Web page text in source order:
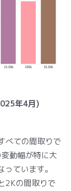
年4月)
べての間取りで
動幅が特に大
ています。
2Kの間取りで